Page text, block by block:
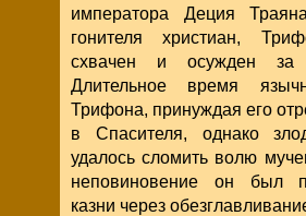
императора Деция
гонителя христиан,
схвачен и осужден за
Длительное время
Трифона, принуждая его
в Спасителя, однако
удалось сломить волю
неповиновение он был
казни через